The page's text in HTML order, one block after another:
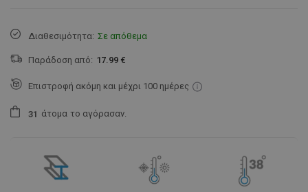
Διαθεσιμότητα: Σε απόθεμα
Παράδοση από: 17.99 €
Επιστροφή ακόμη και μέχρι 100 ημέρες
31 άτομα το αγόρασαν.